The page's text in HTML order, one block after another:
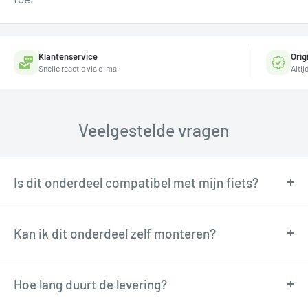
Klantenservice
Snelle reactie via e-mail
Veelgestelde vragen
Is dit onderdeel compatibel met mijn fiets?
Onze fietstechnici kunnen je adviseren over
compatibiliteit. Neem contact op via
Kan ik dit onderdeel zelf monteren?
Veel onderdelen zijn goed zelf te monteren met
basisgereedschap. Twijfel je? Onze technici
Hoe lang duurt de levering?